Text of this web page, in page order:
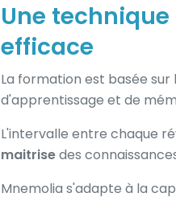
Une
efficace
La formation est basée sur
d'apprentissage et de
L'intervalle entre chaque
maitrisedes
Mnemolia s'adapte à la